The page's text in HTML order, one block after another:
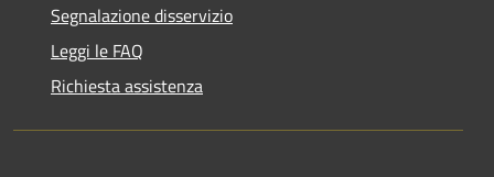
Segnalazione disservizio
Leggi le FAQ
Richiesta assistenza